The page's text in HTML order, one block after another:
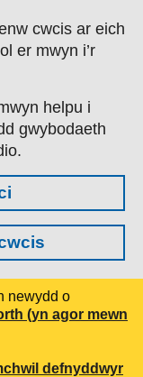
cwcis ar eich
er mwyn i’r
helpu i
gwybodaeth
newydd o
(yn agor mewn
defnyddwyr